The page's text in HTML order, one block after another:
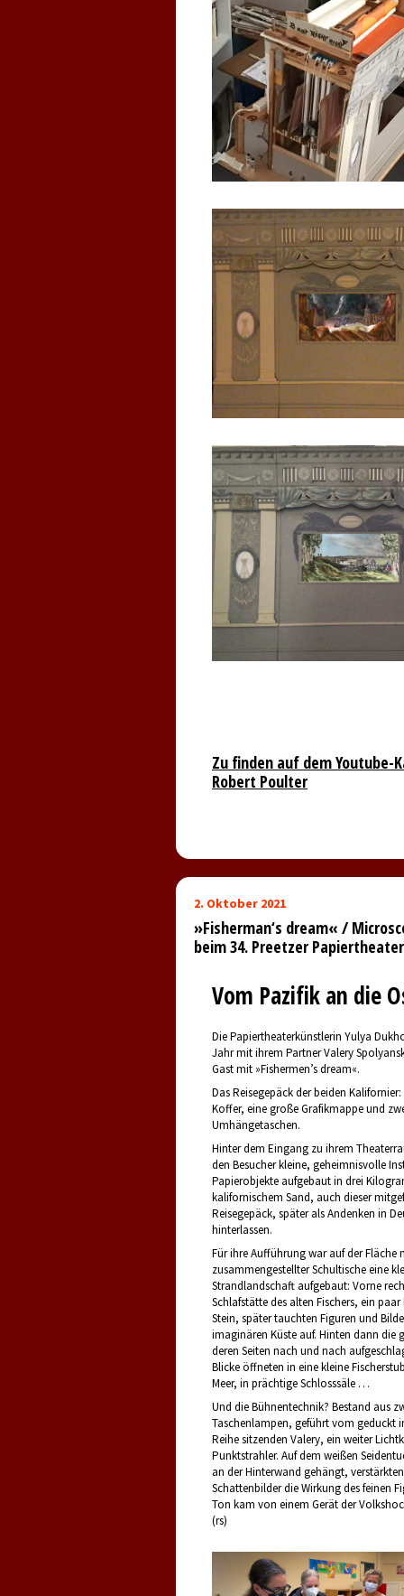
Zu finden auf dem Youtube-
Robert Poulter
2. Oktober 2021
»Fisherman‘s dream« /
beim 34. Preetzer
Vom Pazifik an die
Die Papiertheaterkünstlerin Yulya
Jahr mit ihrem Partner Valery
Gast mit »Fishermen’s dream«.
Das Reisegepäck der beiden
Koffer, eine große Grafikmappe und
Umhängetaschen.
Hinter dem Eingang zu ihrem
den Besucher kleine, geheimnisvolle
Papierobjekte aufgebaut in drei
kalifornischem Sand, auch dieser
Reisegepäck, später als Andenken in
hinterlassen.
Für ihre Aufführung war auf der Fläche
zusammengestellter Schultische eine
Strandlandschaft aufgebaut: Vorne
Schlafstätte des alten Fischers, ein
Stein, später tauchten Figuren und
imaginären Küste auf. Hinten dann die
deren Seiten nach und nach
Blicke öffneten in eine kleine
Meer, in prächtige Schlosssäle …
Und die Bühnentechnik? Bestand aus
Taschenlampen, geführt vom geduckt
Reihe sitzenden Valery, ein weiter
Punktstrahler. Auf dem weißen
an der Hinterwand gehängt,
Schattenbilder die Wirkung des feinen
Ton kam von einem Gerät der
(rs)